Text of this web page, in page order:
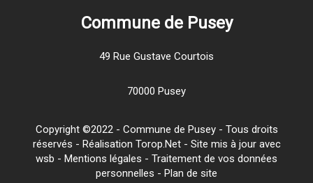
Commune de Pusey
49 Rue Gustave Courtois
70000 Pusey
Copyright ©2022 - Commune de Pusey - Tous droits
réservés - Réalisation Torop.Net - Site mis à jour avec
wsb - Mentions légales - Traitement de vos données
personnelles - Plan de site